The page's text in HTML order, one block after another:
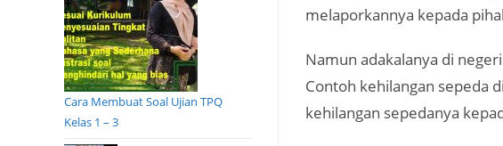
melaporkannya kepada
Namun adakalanya di
Contoh kehilangan sepeda
kehilangan sepedanya
Cara Membuat Soal Ujian TPQ
Kelas 1 – 3